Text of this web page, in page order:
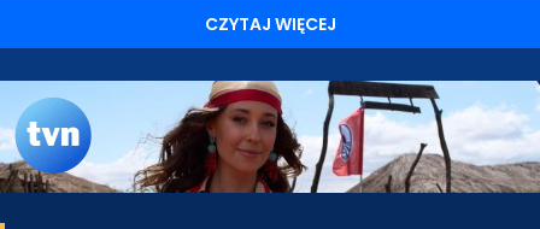
CZYTAJ WIĘCEJ